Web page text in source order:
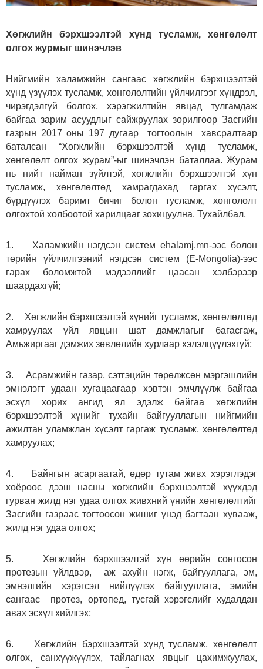
Хөгжлийн бэрхшээлтэй хүнд тусламж, хөнгөлөлт
олгох журмыг шинэчлэв
Нийгмийн халамжийн сангаас хөгжлийн бэрхшээлтэй
хүнд үзүүлэх тусламж, хөнгөлөлтийн үйлчилгээг хүндрэл,
чирэгдэлгүй болгох, хэрэгжилтийн явцад тулгамдаж
байгаа зарим асуудлыг сайжруулах зорилгоор Засгийн
газрын 2017 оны 197 дугаар тогтоолын хавсралтаар
баталсан “Хөгжлийн бэрхшээлтэй хүнд тусламж,
хөнгөлөлт олгох журам”-ыг шинэчлэн баталлаа. Журам
нь нийт найман зүйлтэй, хөгжлийн бэрхшээлтэй хүн
тусламж, хөнгөлөлтөд хамрагдахад гаргах хүсэлт,
бүрдүүлэх баримт бичиг болон тусламж, хөнгөлөлт
олгохтой холбоотой харилцааг зохицуулна. Тухайлбал,
1. Халамжийн нэгдсэн систем еhalamj.mn-ээс болон
төрийн үйлчилгээний нэгдсэн систем (Е-Mongolia)-ээс
гарах боломжтой мэдээллийг цаасан хэлбэрээр
шаардахгүй;
2. Хөгжлийн бэрхшээлтэй хүнийг тусламж, хөнгөлөлтөд
хамруулах үйл явцын шат дамжлагыг багасгаж,
Амьжиргааг дэмжих зөвлөлийн хурлаар хэлэлцүүлэхгүй;
3. Асрамжийн газар, сэтгэцийн төрөлжсөн мэргэшлийн
эмнэлэгт удаан хугацаагаар хэвтэн эмчлүүлж байгаа
эсхүл хорих ангид ял эдэлж байгаа хөгжлийн
бэрхшээлтэй хүнийг тухайн байгууллагын нийгмийн
ажилтан уламжлан хүсэлт гаргаж тусламж, хөнгөлөлтөд
хамруулах;
4. Байнгын асаргаатай, өдөр тутам живх хэрэглэдэг
хоёроос дээш насны хөгжлийн бэрхшээлтэй хүүхдэд
гурван жилд нэг удаа олгох живхний үнийн хөнгөлөлтийг
Засгийн газраас тогтоосон жишиг үнэд багтаан хувааж,
жилд нэг удаа олгох;
5. Хөгжлийн бэрхшээлтэй хүн өөрийн сонгосон
протезын үйлдвэр, аж ахуйн нэгж, байгууллага, эм,
эмнэлгийн хэрэгсэл нийлүүлэх байгууллага, эмийн
сангаас протез, ортопед, тусгай хэрэгслийг худалдан
авах эсхүл хийлгэх;
6. Хөгжлийн бэрхшээлтэй хүнд тусламж, хөнгөлөлт
олгох, санхүүжүүлэх, тайлагнах явцыг цахимжуулах,